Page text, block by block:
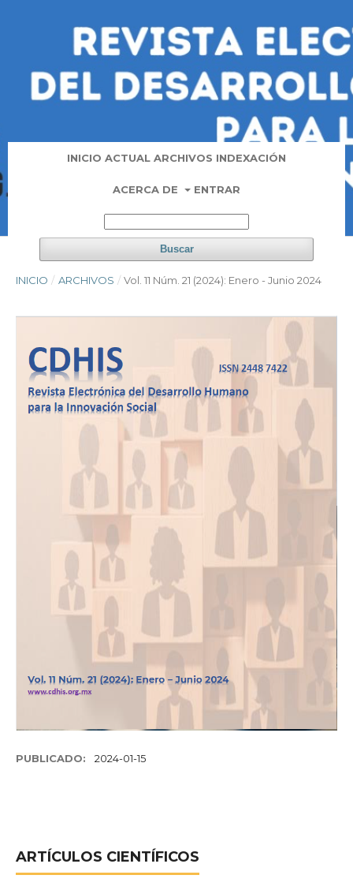
INICIO ACTUAL ARCHIVOS INDEXACIÓN
ACERCA DE ENTRAR
Buscar
INICIO / ARCHIVOS / Vol. 11 Núm. 21 (2024): Enero - Junio 2024
PUBLICADO: 2024-01-15
ARTÍ­CULOS CIENTÍFICOS